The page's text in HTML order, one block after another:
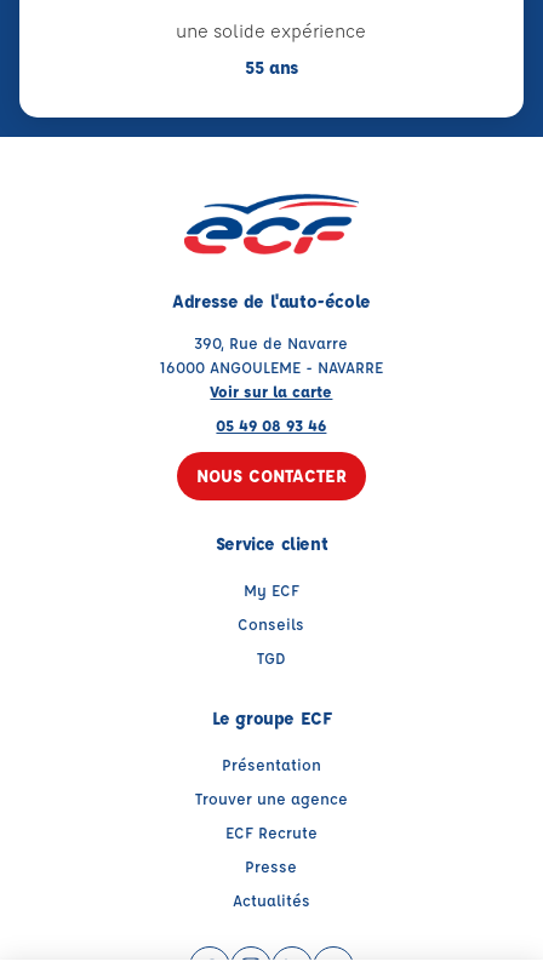
une solide expérience
55 ans
Adresse de l'auto-école
390, Rue de Navarre
16000 ANGOULEME - NAVARRE
Voir sur la carte
05 49 08 93 46
NOUS CONTACTER
Service client
My ECF
Conseils
TGD
Le groupe ECF
Présentation
Trouver une agence
ECF Recrute
Presse
Actualités